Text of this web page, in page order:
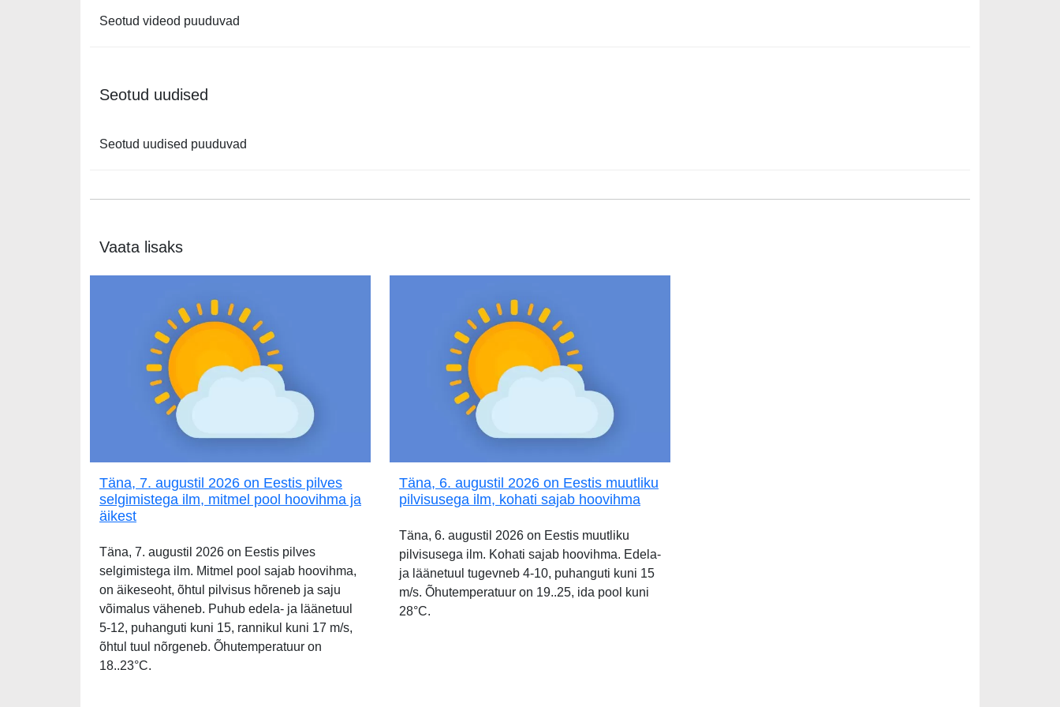
Seotud videod puuduvad
Seotud uudised
Seotud uudised puuduvad
Vaata lisaks
Täna, 7. augustil 2026 on Eestis pilves
selgimistega ilm, mitmel pool hoovihma ja
äikest
Täna, 7. augustil 2026 on Eestis pilves
selgimistega ilm. Mitmel pool sajab hoovihma,
on äikeseoht, õhtul pilvisus hõreneb ja saju
võimalus väheneb. Puhub edela- ja läänetuul
5-12, puhanguti kuni 15, rannikul kuni 17 m/s,
õhtul tuul nõrgeneb. Õhutemperatuur on
18..23°C.
Täna, 6. augustil 2026 on Eestis muutliku
pilvisusega ilm, kohati sajab hoovihma
Täna, 6. augustil 2026 on Eestis muutliku
pilvisusega ilm. Kohati sajab hoovihma. Edela-
ja läänetuul tugevneb 4-10, puhanguti kuni 15
m/s. Õhutemperatuur on 19..25, ida pool kuni
28°C.